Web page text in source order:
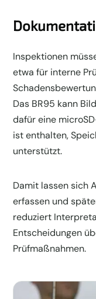
Inspektionen
etwa für interne
Das BR95 kann
dafür eine
ist enthalten,
unterstützt.
Damit lassen sich
erfassen und
reduziert
Entscheidungen
Prüfmaßnahmen.